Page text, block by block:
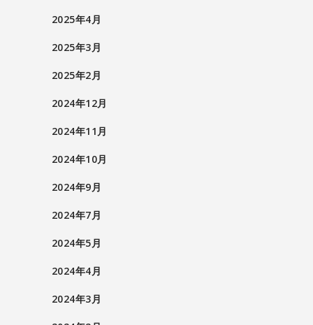
2025年4月
2025年3月
2025年2月
2024年12月
2024年11月
2024年10月
2024年9月
2024年7月
2024年5月
2024年4月
2024年3月